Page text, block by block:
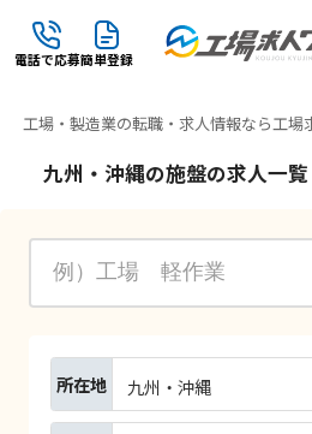
電話で応募簡単登録
工場・製造業の転職・求人情報なら工場
九州・沖縄の施盤の求人一覧
所在地 九州・沖縄